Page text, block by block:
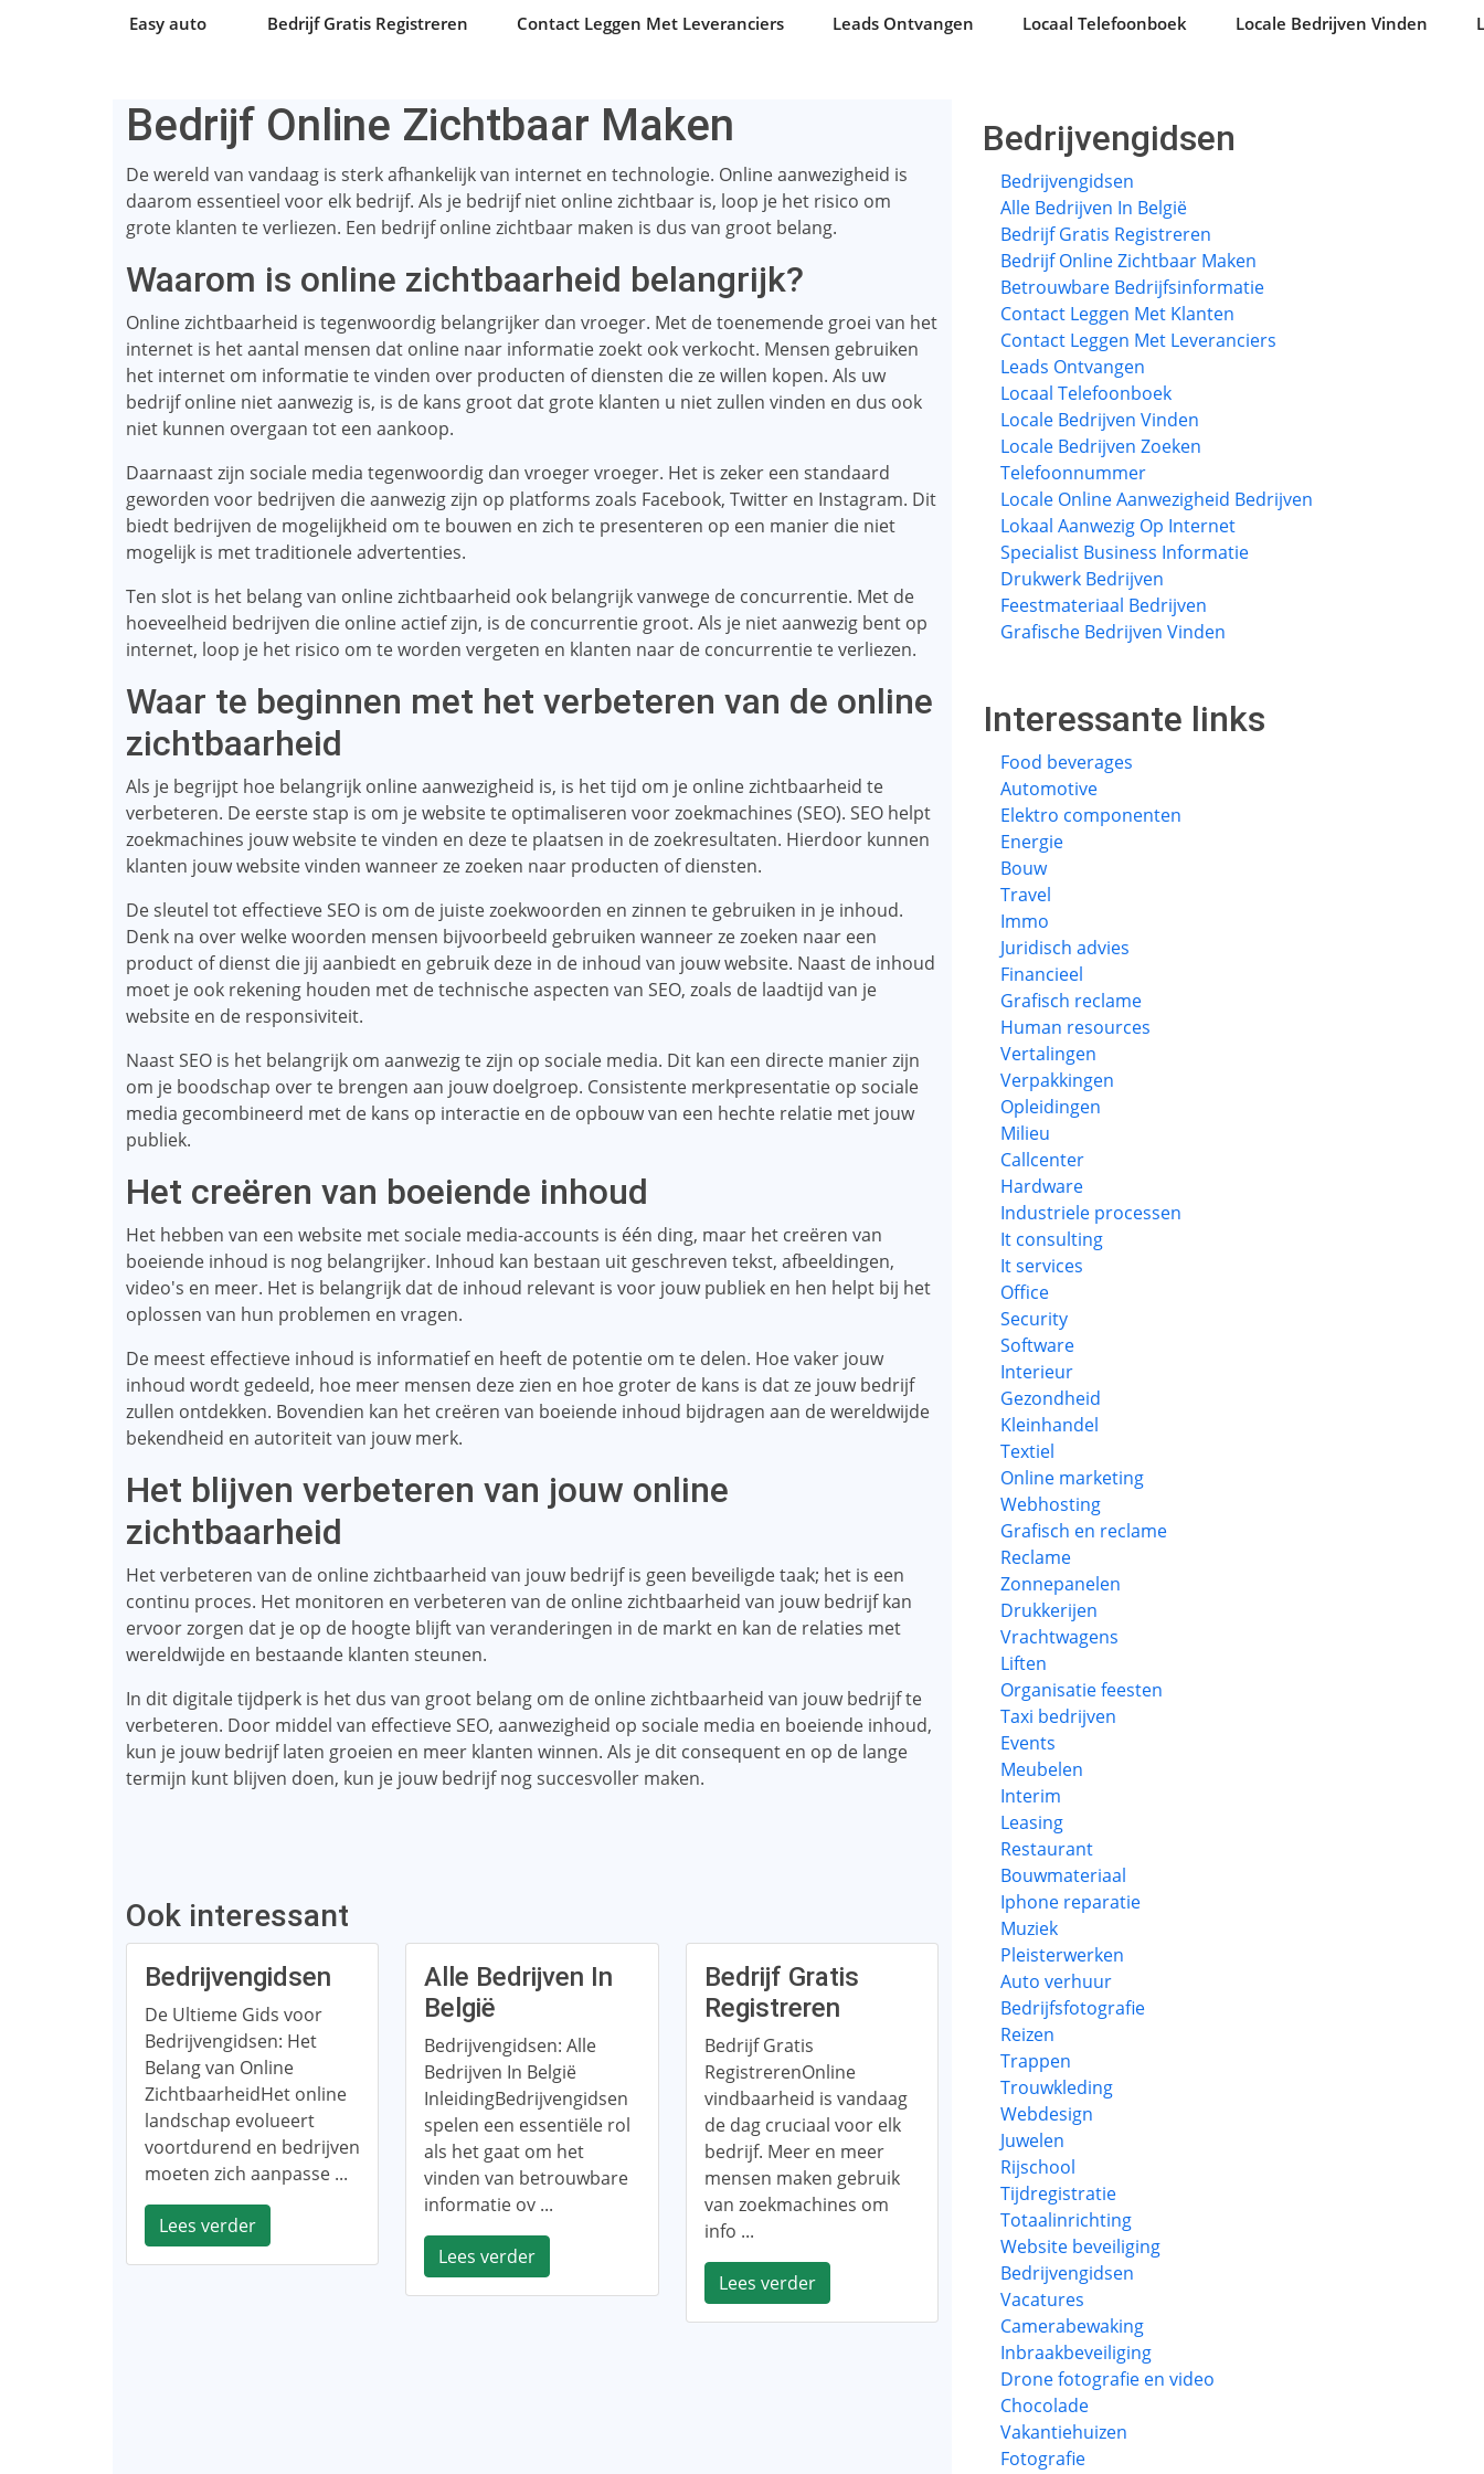
Easy auto Bedrijf Gratis Registreren Contact Leggen Met Leveranciers Leads Ontvangen Locaal Telefoonboek Locale Bedrijven Vinden
Bedrijf Online Zichtbaar Maken
De wereld van vandaag is sterk afhankelijk van internet en technologie. Online aanwezigheid is
daarom essentieel voor elk bedrijf. Als je bedrijf niet online zichtbaar is, loop je het risico om
grote klanten te verliezen. Een bedrijf online zichtbaar maken is dus van groot belang.
Waarom is online zichtbaarheid belangrijk?
Online zichtbaarheid is tegenwoordig belangrijker dan vroeger. Met de toenemende groei van het
internet is het aantal mensen dat online naar informatie zoekt ook verkocht. Mensen gebruiken
het internet om informatie te vinden over producten of diensten die ze willen kopen. Als uw
bedrijf online niet aanwezig is, is de kans groot dat grote klanten u niet zullen vinden en dus ook
niet kunnen overgaan tot een aankoop.
Daarnaast zijn sociale media tegenwoordig dan vroeger vroeger. Het is zeker een standaard
geworden voor bedrijven die aanwezig zijn op platforms zoals Facebook, Twitter en Instagram. Dit
biedt bedrijven de mogelijkheid om te bouwen en zich te presenteren op een manier die niet
mogelijk is met traditionele advertenties.
Ten slot is het belang van online zichtbaarheid ook belangrijk vanwege de concurrentie. Met de
hoeveelheid bedrijven die online actief zijn, is de concurrentie groot. Als je niet aanwezig bent op
internet, loop je het risico om te worden vergeten en klanten naar de concurrentie te verliezen.
Waar te beginnen met het verbeteren van de online
zichtbaarheid
Als je begrijpt hoe belangrijk online aanwezigheid is, is het tijd om je online zichtbaarheid te
verbeteren. De eerste stap is om je website te optimaliseren voor zoekmachines (SEO). SEO helpt
zoekmachines jouw website te vinden en deze te plaatsen in de zoekresultaten. Hierdoor kunnen
klanten jouw website vinden wanneer ze zoeken naar producten of diensten.
De sleutel tot effectieve SEO is om de juiste zoekwoorden en zinnen te gebruiken in je inhoud.
Denk na over welke woorden mensen bijvoorbeeld gebruiken wanneer ze zoeken naar een
product of dienst die jij aanbiedt en gebruik deze in de inhoud van jouw website. Naast de inhoud
moet je ook rekening houden met de technische aspecten van SEO, zoals de laadtijd van je
website en de responsiviteit.
Naast SEO is het belangrijk om aanwezig te zijn op sociale media. Dit kan een directe manier zijn
om je boodschap over te brengen aan jouw doelgroep. Consistente merkpresentatie op sociale
media gecombineerd met de kans op interactie en de opbouw van een hechte relatie met jouw
publiek.
Het creëren van boeiende inhoud
Het hebben van een website met sociale media-accounts is één ding, maar het creëren van
boeiende inhoud is nog belangrijker. Inhoud kan bestaan ​​uit geschreven tekst, afbeeldingen,
video's en meer. Het is belangrijk dat de inhoud relevant is voor jouw publiek en hen helpt bij het
oplossen van hun problemen en vragen.
De meest effectieve inhoud is informatief en heeft de potentie om te delen. Hoe vaker jouw
inhoud wordt gedeeld, hoe meer mensen deze zien en hoe groter de kans is dat ze jouw bedrijf
zullen ontdekken. Bovendien kan het creëren van boeiende inhoud bijdragen aan de wereldwijde
bekendheid en autoriteit van jouw merk.
Het blijven verbeteren van jouw online
zichtbaarheid
Het verbeteren van de online zichtbaarheid van jouw bedrijf is geen beveiligde taak; het is een
continu proces. Het monitoren en verbeteren van de online zichtbaarheid van jouw bedrijf kan
ervoor zorgen dat je op de hoogte blijft van veranderingen in de markt en kan de relaties met
wereldwijde en bestaande klanten steunen.
In dit digitale tijdperk is het dus van groot belang om de online zichtbaarheid van jouw bedrijf te
verbeteren. Door middel van effectieve SEO, aanwezigheid op sociale media en boeiende inhoud,
kun je jouw bedrijf laten groeien en meer klanten winnen. Als je dit consequent en op de lange
termijn kunt blijven doen, kun je jouw bedrijf nog succesvoller maken.
Ook interessant
Bedrijvengidsen
De Ultieme Gids voor
Bedrijvengidsen: Het
Belang van Online
ZichtbaarheidHet online
landschap evolueert
voortdurend en bedrijven
moeten zich aanpasse ...
Lees verder
Alle Bedrijven In
België
Bedrijvengidsen: Alle
Bedrijven In België
InleidingBedrijvengidsen
spelen een essentiële rol
als het gaat om het
vinden van betrouwbare
informatie ov ...
Lees verder
Bedrijf Gratis
Registreren
Bedrijf Gratis
RegistrerenOnline
vindbaarheid is vandaag
de dag cruciaal voor elk
bedrijf. Meer en meer
mensen maken gebruik
van zoekmachines om
info ...
Lees verder
Bedrijvengidsen
Bedrijvengidsen
Alle Bedrijven In België
Bedrijf Gratis Registreren
Bedrijf Online Zichtbaar Maken
Betrouwbare Bedrijfsinformatie
Contact Leggen Met Klanten
Contact Leggen Met Leveranciers
Leads Ontvangen
Locaal Telefoonboek
Locale Bedrijven Vinden
Locale Bedrijven Zoeken
Telefoonnummer
Locale Online Aanwezigheid Bedrijven
Lokaal Aanwezig Op Internet
Specialist Business Informatie
Drukwerk Bedrijven
Feestmateriaal Bedrijven
Grafische Bedrijven Vinden
Interessante links
Food beverages
Automotive
Elektro componenten
Energie
Bouw
Travel
Immo
Juridisch advies
Financieel
Grafisch reclame
Human resources
Vertalingen
Verpakkingen
Opleidingen
Milieu
Callcenter
Hardware
Industriele processen
It consulting
It services
Office
Security
Software
Interieur
Gezondheid
Kleinhandel
Textiel
Online marketing
Webhosting
Grafisch en reclame
Reclame
Zonnepanelen
Drukkerijen
Vrachtwagens
Liften
Organisatie feesten
Taxi bedrijven
Events
Meubelen
Interim
Leasing
Restaurant
Bouwmateriaal
Iphone reparatie
Muziek
Pleisterwerken
Auto verhuur
Bedrijfsfotografie
Reizen
Trappen
Trouwkleding
Webdesign
Juwelen
Rijschool
Tijdregistratie
Totaalinrichting
Website beveiliging
Bedrijvengidsen
Vacatures
Camerabewaking
Inbraakbeveiliging
Drone fotografie en video
Chocolade
Vakantiehuizen
Fotografie